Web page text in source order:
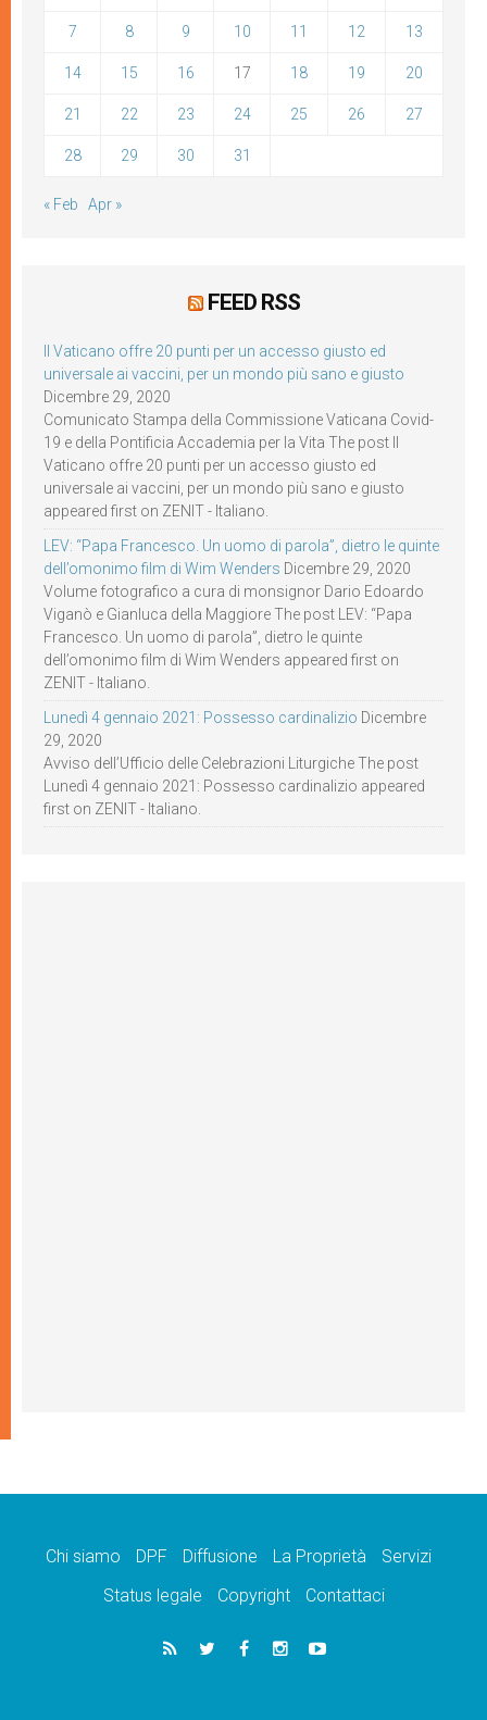
7 8 9 10 11 12 13
14 15 16 17 18 19 20
21 22 23 24 25 26 27
28 29 30 31
« Feb Apr »
FEED RSS
Il Vaticano offre 20 punti per un accesso giusto ed
universale ai vaccini, per un mondo più sano e giusto
Dicembre 29, 2020
Comunicato Stampa della Commissione Vaticana Covid-
19 e della Pontificia Accademia per la Vita The post Il
Vaticano offre 20 punti per un accesso giusto ed
universale ai vaccini, per un mondo più sano e giusto
appeared first on ZENIT - Italiano.
LEV: “Papa Francesco. Un uomo di parola”, dietro le quinte
dell’omonimo film di Wim Wenders Dicembre 29, 2020
Volume fotografico a cura di monsignor Dario Edoardo
Viganò e Gianluca della Maggiore The post LEV: “Papa
Francesco. Un uomo di parola”, dietro le quinte
dell’omonimo film di Wim Wenders appeared first on
ZENIT - Italiano.
Lunedì 4 gennaio 2021: Possesso cardinalizio Dicembre
29, 2020
Avviso dell’Ufficio delle Celebrazioni Liturgiche The post
Lunedì 4 gennaio 2021: Possesso cardinalizio appeared
first on ZENIT - Italiano.
Chi siamo DPF Diffusione La Proprietà
Servizi
Status legale
Copyright Contattaci